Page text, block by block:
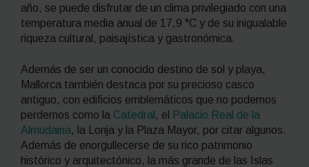
año, se puede disfrutar de un clima privilegiado con una
temperatura media anual de 17,9 °C y de su inigualable
riqueza cultural, paisajística y gastronómica.
Además de ser un conocido destino de sol y playa,
Mallorca también destaca por su precioso casco
antiguo, con edificios emblemáticos que no podemos
perdernos como la Catedral , el
Palacio Real de la
Almudaina, la Lonja y la Plaza Mayor, por citar algunos.
Además de enorgullecerse de su rico patrimonio
histórico y arquitectónico, la más grande de las Islas